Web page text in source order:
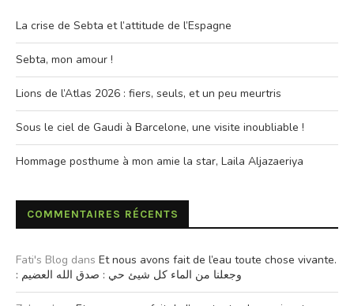
La crise de Sebta et l’attitude de l’Espagne
Sebta, mon amour !
Lions de l’Atlas 2026 : fiers, seuls, et un peu meurtris
Sous le ciel de Gaudi à Barcelone, une visite inoubliable !
Hommage posthume à mon amie la star, Laila Aljazaeriya
COMMENTAIRES RÉCENTS
Fati's Blog dans Et nous avons fait de l’eau toute chose vivante.
: وجعلنا من الماء كل شيئ حي : صدق الله العضيم